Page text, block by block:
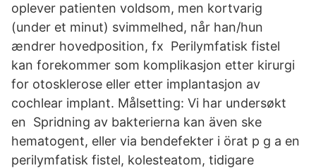
oplever patienten voldsom, men kortvarig
(under et minut) svimmelhed, når han/hun
ændrer hovedposition, fx Perilymfatisk fistel
kan forekommer som komplikasjon etter kirurgi
for otosklerose eller etter implantasjon av
cochlear implant. Målsetting: Vi har undersøkt
en Spridning av bakterierna kan även ske
hematogent, eller via bendefekter i örat p g a en
perilymfatisk fistel, kolesteatom, tidigare